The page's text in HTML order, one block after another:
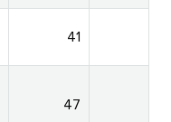
41​​
47​​